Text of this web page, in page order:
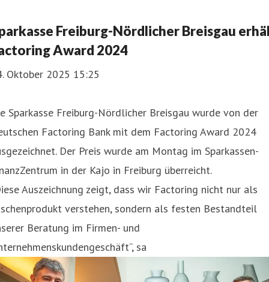
Freiburg-Nördlicher Breisgau
Award 2024
Oktober 2025 15:25
Sparkasse Freiburg-Nördlicher Breisgau wurde von der
Factoring Bank mit dem Factoring Award 2024
Der Preis wurde am Montag im Sparkassen-
in der Kajo in Freiburg überreicht.
Auszeichnung zeigt, dass wir Factoring nicht nur als
verstehen, sondern als festen Bestandteil
Beratung im Firmen- und
sa